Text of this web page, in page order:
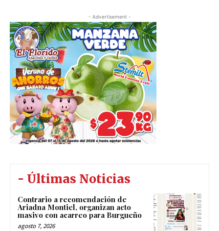
- Advertisement -
- Últimas Noticias
Contrario a recomendación de
Ariadna Montiel, organizan acto
masivo con acarreo para Burgueño
agosto 7, 2026